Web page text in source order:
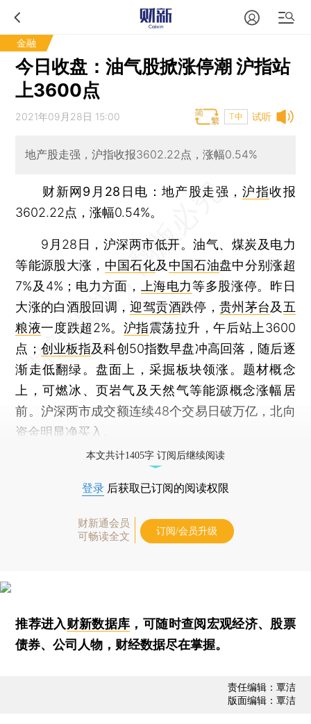
金融
今日收盘：油气股掀涨停潮 沪指站
上3600点
试听
2021年09月28日 15:00 T中
地产股走强，沪指收报3602.22点，涨幅0.54%
财新网9月28日电 ：地产股走强，沪指收报
3602.22点，涨幅0.54%。
9月28日，沪深两市低开。油气、煤炭及电力
等能源股大涨， 中国石化及 中国石油盘中分别涨超
7%及4%；电力方面，
上海电力等多股涨停。昨日
大涨的白酒股回调，迎驾贡酒跌停， 贵州茅台及 五
粮液一度跌超2%。 沪指震荡拉升，午后站上3600
点； 创业板指及科创50指数早盘冲高回落，随后逐
渐走低翻绿。盘面上，采掘板块领涨。题材概念
上，可燃冰、页岩气及天然气等能源概念涨幅居
前。沪深两市成交额连续48个交易日破万亿，北向
资金明显净买入。
本文共计1405字 订阅后继续阅读
登录 后获取已订阅的阅读权限
财新通会员
可畅读全文
订阅/会员升级
推荐进入财新数据库 ，可随时查阅宏观经济、股票
债券、公司人物，财经数据尽在掌握。
责任编辑：覃洁
版面编辑：覃洁